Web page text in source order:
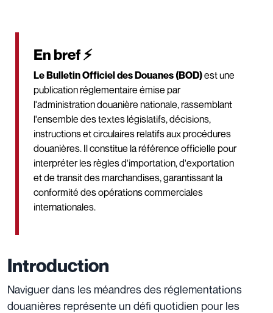
En bref ⚡
Le Bulletin Officiel des Douanes (BOD)est une
publication réglementaire émise par
l'administration douanière nationale, rassemblant
l'ensemble des textes législatifs, décisions,
instructions et circulaires relatifs aux procédures
douanières. Il constitue la référence officielle pour
interpréter les règles d'importation, d'exportation
et de transit des marchandises, garantissant la
conformité des opérations commerciales
internationales.
Introduction
Naviguer dans les méandres des réglementations
douanières représente un défi quotidien pour les